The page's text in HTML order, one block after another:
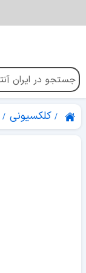
کلکسیونی